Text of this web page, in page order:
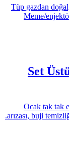
Tüp gazdan
Meme/
Set
Ocak tak tak
arızası, buji